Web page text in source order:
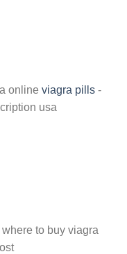
online viagra pills -
usa
where to buy viagra